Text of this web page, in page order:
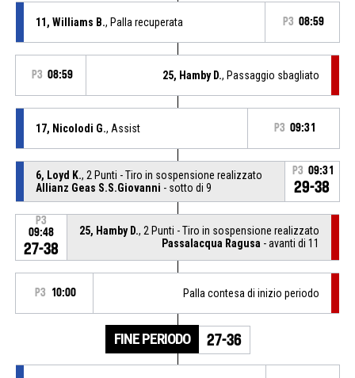
11, Williams B., Palla recuperata P3 08:59
P3 08:59 25, Hamby D., Passaggio sbagliato
17, Nicolodi G., Assist P3 09:31
6, Loyd K., 2 Punti - Tiro in sospensione realizzato
Allianz Geas S.S.Giovanni - sotto di 9
P3 09:31
29-38
P3
09:48
27-38
25, Hamby D., 2 Punti - Tiro in sospensione realizzato
Passalacqua Ragusa - avanti di 11
P3 10:00 Palla contesa di inizio periodo
FINE PERIODO 27-36